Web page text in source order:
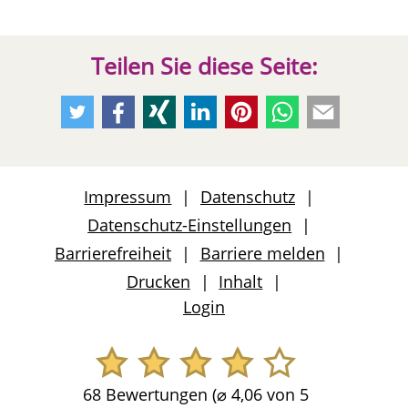
Teilen Sie diese Seite:
Empfehlen
auf
Twitter
Empfehlen
auf
Facebook
Empfehlen
auf
Xing
Empfehlen
auf
LinkedIn
Empfehlen
auf
Pinterest
Per
Per
Impressum
Datenschutz
Datenschutz-Einstellungen
Barrierefreiheit
Barriere melden
Drucken
Inhalt
Login
68 Bewertungen (⌀ 4,06 von 5